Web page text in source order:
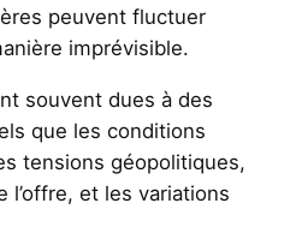
peuvent fluctuer
imprévisible.
souvent dues à des
que les conditions
tensions géopolitiques,
l’offre, et les variations